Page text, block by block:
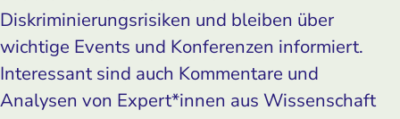
Diskriminierungsrisiken und bleiben über
wichtige Events und Konferenzen informiert.
Interessant sind auch Kommentare und
Analysen von Expert*innen aus Wissenschaft